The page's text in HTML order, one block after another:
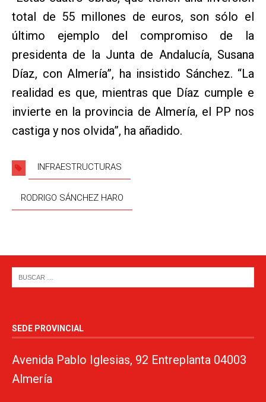
total de 55 millones de euros, son sólo el
último ejemplo del compromiso de la
presidenta de la Junta de Andalucía, Susana
Díaz, con Almería”, ha insistido Sánchez. “La
realidad es que, mientras que Díaz cumple e
invierte en la provincia de Almería, el PP nos
castiga y nos olvida”, ha añadido.
INFRAESTRUCTURAS
RODRIGO SÁNCHEZ HARO
SEDE PROVINCIAL
Avenida Pablo Iglesias, 92 Entreplanta 04003
Almería